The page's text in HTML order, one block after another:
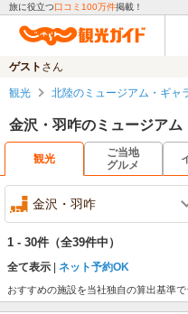
旅に役立つ口コミ100万件掲載！
ゲスト さん
観光 北陸のミュージアム・ギャ
金沢・羽咋のミュージアム
観光
ご当地
グルメ
金沢・羽咋
1 - 30件 （全39件中）
全て表示 ネット予約OK
おすすめの施設を当社独自の算出基準